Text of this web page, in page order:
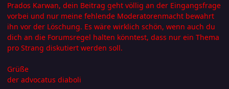
Prados Karwan, dein Beitrag geht völlig an der Eingangsfrage
vorbei und nur meine fehlende Moderatorenmacht bewahrt
ihn vor der Löschung. Es wäre wirklich schön, wenn auch du
dich an die Forumsregel halten könntest, dass nur ein Thema
pro Strang diskutiert werden soll.
Grüße
der advocatus diaboli